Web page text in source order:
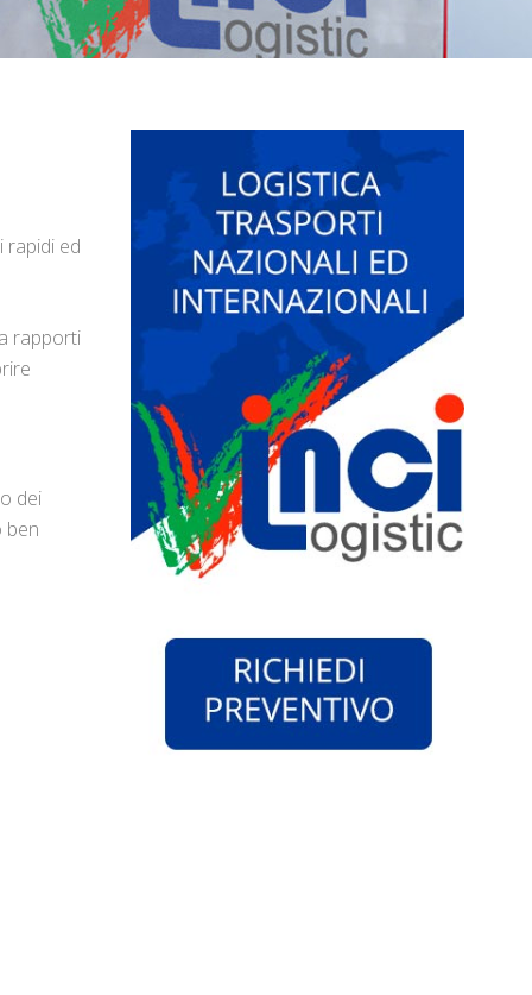
rapidi ed
rapporti
dei
ben